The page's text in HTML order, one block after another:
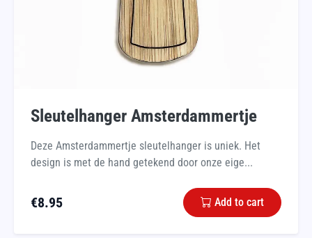
Sleutelhanger Amsterdammertje
Deze Amsterdammertje sleutelhanger is uniek. Het
design is met de hand getekend door onze eige...
€8.95 Add to cart